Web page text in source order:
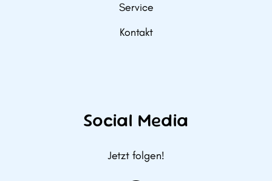
Service
Kontakt
Social Media
Jetzt folgen!